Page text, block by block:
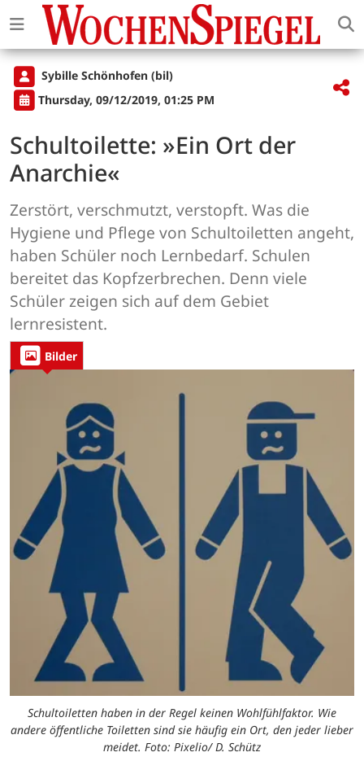
Sybille Schönhofen (bil)
Thursday, 09/12/2019, 01:25 PM
Schultoilette: »Ein Ort der
Anarchie«
Zerstört, verschmutzt, verstopft. Was die
Hygiene und Pflege von Schultoiletten angeht,
haben Schüler noch Lernbedarf. Schulen
bereitet das Kopfzerbrechen. Denn viele
Schüler zeigen sich auf dem Gebiet
lernresistent.
Bilder
Schultoiletten haben in der Regel keinen Wohlfühlfaktor. Wie
andere öffentliche Toiletten sind sie häufig ein Ort, den jeder lieber
meidet. Foto: Pixelio/ D. Schütz